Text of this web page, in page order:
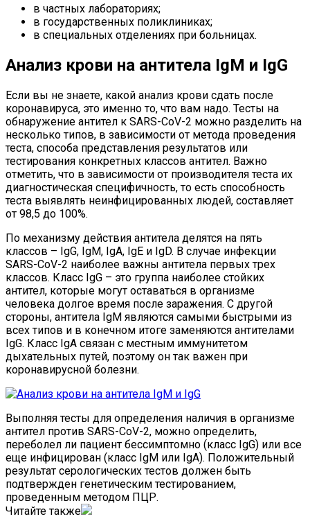
в частных лабораториях;
в государственных поликлиниках;
в специальных отделениях при больницах.
Анализ крови на антитела IgM и IgG
Если вы не знаете, какой анализ крови сдать после
коронавируса, это именно то, что вам надо. Тесты на
обнаружение антител к SARS-CoV-2 можно разделить на
несколько типов, в зависимости от метода проведения
теста, способа представления результатов или
тестирования конкретных классов антител. Важно
отметить, что в зависимости от производителя теста их
диагностическая специфичность, то есть способность
теста выявлять неинфицированных людей, составляет
от 98,5 до 100%.
По механизму действия антитела делятся на пять
классов – IgG, IgM, IgA, IgE и IgD. В случае инфекции
SARS-CoV-2 наиболее важны антитела первых трех
классов. Класс IgG – это группа наиболее стойких
антител, которые могут оставаться в организме
человека долгое время после заражения. С другой
стороны, антитела IgM являются самыми быстрыми из
всех типов и в конечном итоге заменяются антителами
IgG. Класс IgA связан с местным иммунитетом
дыхательных путей, поэтому он так важен при
коронавирусной болезни.
Выполняя тесты для определения наличия в организме
антител против SARS-CoV-2, можно определить,
переболел ли пациент бессимптомно (класс IgG) или все
еще инфицирован (класс IgM или IgA). Положительный
результат серологических тестов должен быть
подтвержден генетическим тестированием,
проведенным методом ПЦР.
Читайте также